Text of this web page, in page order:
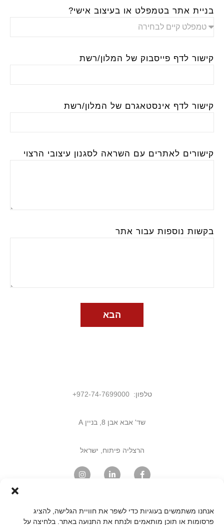
אנחנו משתמשים בעוגיות כדי לשפר את חוויית הגלישה, להציג
פרסומות או תוכן מותאמים ולנתח את התנועה באתר. בלחיצה על
בניית אתר בטמפלט או בעיצוב אישי?​
קישור לדף פייסבוק של המלון/רשת
קישור לדף אינסטאגרם של המלון/רשת
קישורים לאתרים עם השראה לסגנון עיצובי הרצוי
בקשות נוספות עבור אתר
הבא
טלפון: 972-74-7699000
+
שד' אבא אבן 8, בניין A
הרצליה פיתוח, ישראל